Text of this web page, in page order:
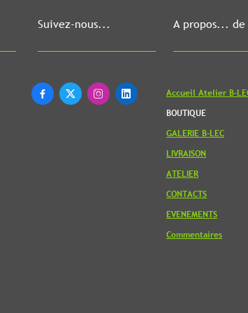
Suivez-nous...
   
A propos... de
Accueil Atelier B-
BOUTIQUE
GALERIE B-LEC
LIVRAISON
ATELIER
CONTACTS
EVENEMENTS
Commentaires